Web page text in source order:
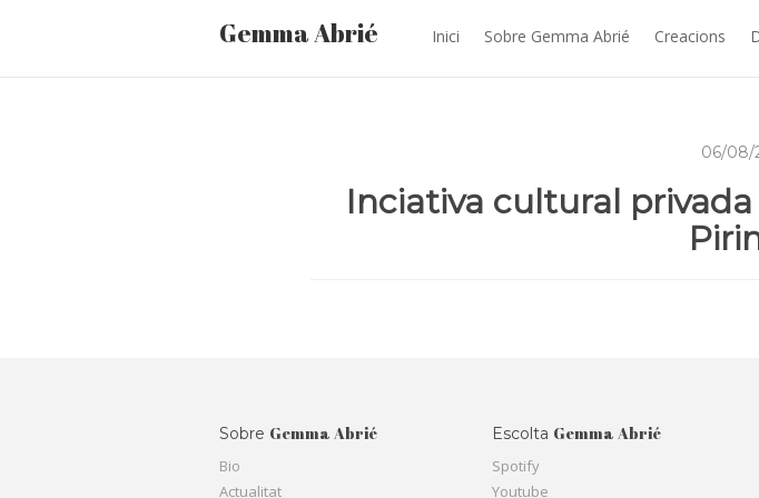
Gemma Abrié Inici Sobre Gemma Abrié Creacions
06/08/
Inciativa cultural
Sobre Gemma Abrié
Bio
Actualitat
Escolta Gemma Abrié
Spotify
Youtube